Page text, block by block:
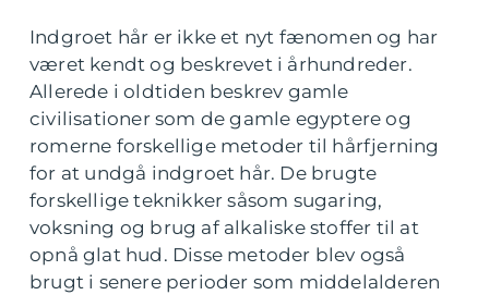
Indgroet hår er ikke et nyt fænomen og har
været kendt og beskrevet i århundreder.
Allerede i oldtiden beskrev gamle
civilisationer som de gamle egyptere og
romerne forskellige metoder til hårfjerning
for at undgå indgroet hår. De brugte
forskellige teknikker såsom sugaring,
voksning og brug af alkaliske stoffer til at
opnå glat hud. Disse metoder blev også
brugt i senere perioder som middelalderen